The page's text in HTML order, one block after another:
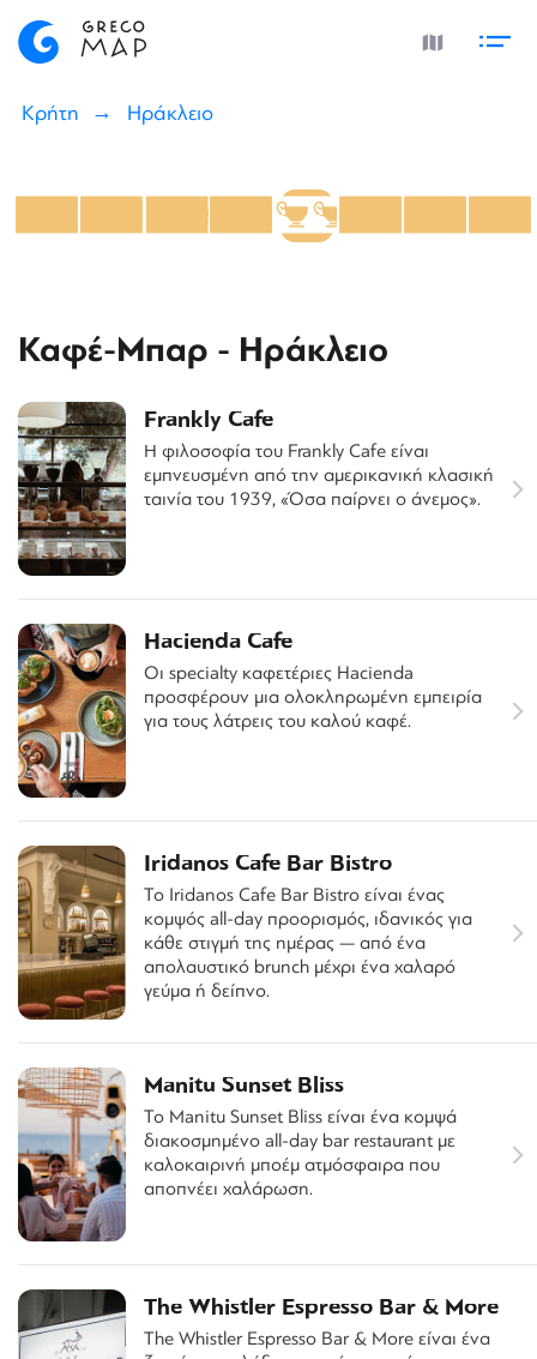
Κρήτη Ηράκλειο
Καφέ-Μπαρ - Ηράκλειο
Frankly Cafe
Η φιλοσοφία του Frankly Cafe είναι
εμπνευσμένη από την αμερικανική κλασική
ταινία του 1939, «Όσα παίρνει ο άνεμος».
Hacienda Cafe
Οι specialty καφετέριες Hacienda
προσφέρουν μια ολοκληρωμένη εμπειρία
για τους λάτρεις του καλού καφέ.
Iridanos Cafe Bar Bistro
Το Iridanos Cafe Bar Bistro είναι ένας
κομψός all-day προορισμός, ιδανικός για
κάθε στιγμή της ημέρας — από ένα
απολαυστικό brunch μέχρι ένα χαλαρό
γεύμα ή δείπνο.
Manitu Sunset Bliss
Το Manitu Sunset Bliss είναι ένα κομψά
διακοσμημένο all-day bar restaurant με
καλοκαιρινή μποέμ ατμόσφαιρα που
αποπνέει χαλάρωση.
The Whistler Espresso Bar & More
The Whistler Espresso Bar & More είναι ένα